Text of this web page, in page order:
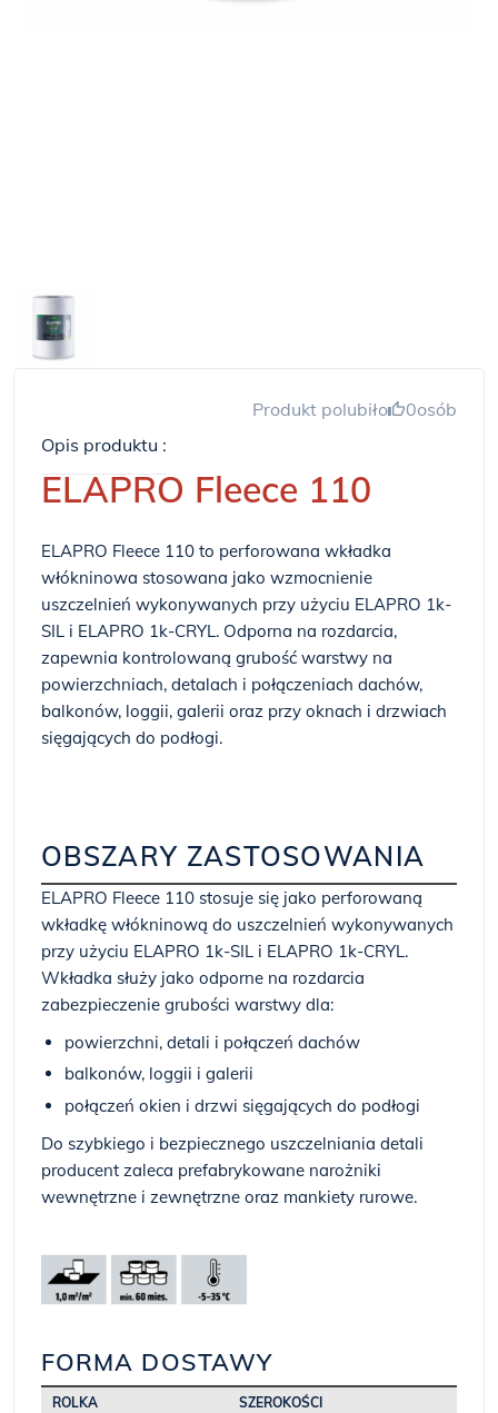
Produkt polubiło 0osób
Opis produktu :
ELAPRO Fleece 110
ELAPRO Fleece 110 to perforowana wkładka
włókninowa stosowana jako wzmocnienie
uszczelnień wykonywanych przy użyciu ELAPRO 1k-
SIL i ELAPRO 1k-CRYL. Odporna na rozdarcia,
zapewnia kontrolowaną grubość warstwy na
powierzchniach, detalach i połączeniach dachów,
balkonów, loggii, galerii oraz przy oknach i drzwiach
sięgających do podłogi.
OBSZARY ZASTOSOWANIA
ELAPRO Fleece 110 stosuje się jako perforowaną
wkładkę włókninową do uszczelnień wykonywanych
przy użyciu ELAPRO 1k-SIL i ELAPRO 1k-CRYL.
Wkładka służy jako odporne na rozdarcia
zabezpieczenie grubości warstwy dla:
powierzchni, detali i połączeń dachów
balkonów, loggii i galerii
połączeń okien i drzwi sięgających do podłogi
Do szybkiego i bezpiecznego uszczelniania detali
producent zaleca prefabrykowane narożniki
wewnętrzne i zewnętrzne oraz mankiety rurowe.
FORMA DOSTAWY
ROLKA SZEROKOŚCI